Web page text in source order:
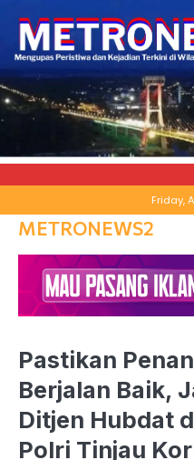
to
content
Friday,
METRONEWS2
Pastikan
Berjalan Baik,
Ditjen Hubdat
Polri Tinjau